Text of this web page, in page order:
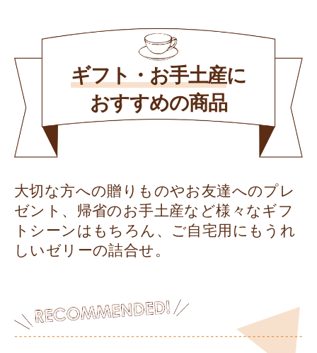
ギフト・お手土産に
おすすめの商品
大切な方への贈りものやお友達へのプレ
ゼント、帰省のお手土産など様々なギフ
トシーンはもちろん、ご自宅用にもうれ
しいゼリーの詰合せ。